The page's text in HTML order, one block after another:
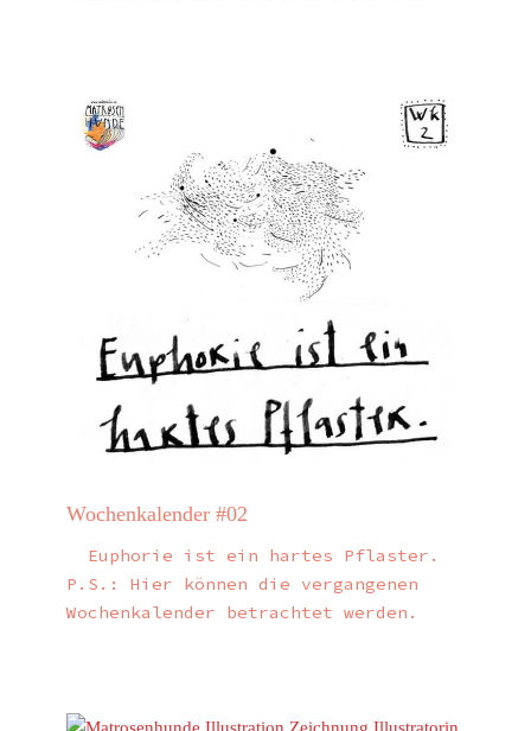
Wochenkalender #02
Euphorie ist ein hartes Pflaster.
P.S.: Hier können die vergangenen
Wochenkalender betrachtet werden.